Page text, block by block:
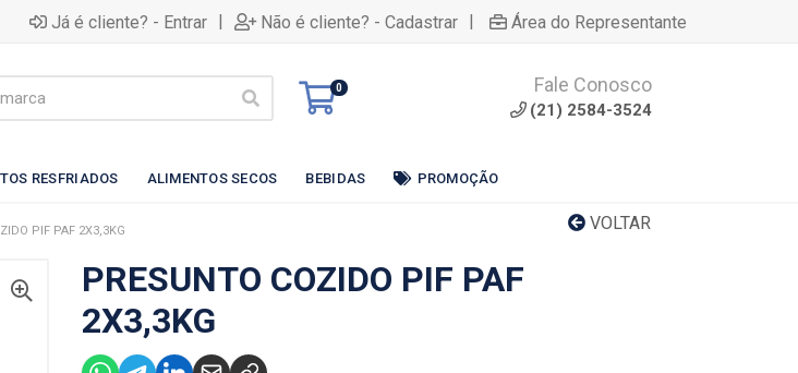
Já é cliente? - Entrar | Não é cliente? - Cadastrar | Área do Representante
0 Fale Conosco
(21) 2584-3524
RESFRIADOS ALIMENTOS SECOS BEBIDAS PROMOÇÃO
VOLTAR
PIF PAF 2X3,3KG
PRESUNTO COZIDO PIF PAF
2X3,3KG